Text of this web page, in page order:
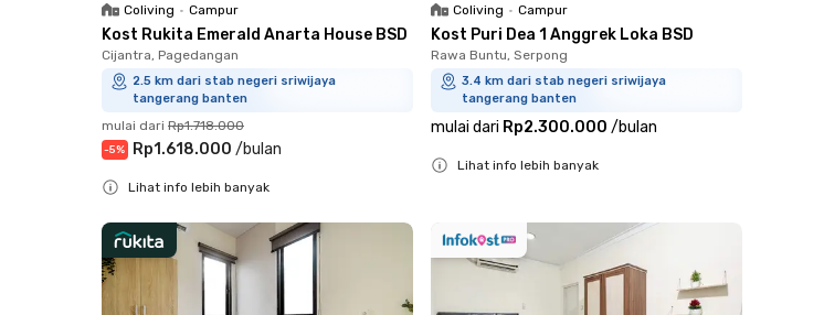
Coliving • Campur
Kost Rukita Emerald Anarta House BSD
Cijantra, Pagedangan
2.5 km dari stab negeri sriwijaya
tangerang banten
mulai dari Rp1.718.000
-5% Rp1.618.000 /bulan
Lihat info lebih banyak
Coliving • Campur
Kost Puri Dea 1 Anggrek Loka BSD
Rawa Buntu, Serpong
3.4 km dari stab negeri sriwijaya
tangerang banten
mulai dari Rp2.300.000 /bulan
Lihat info lebih banyak